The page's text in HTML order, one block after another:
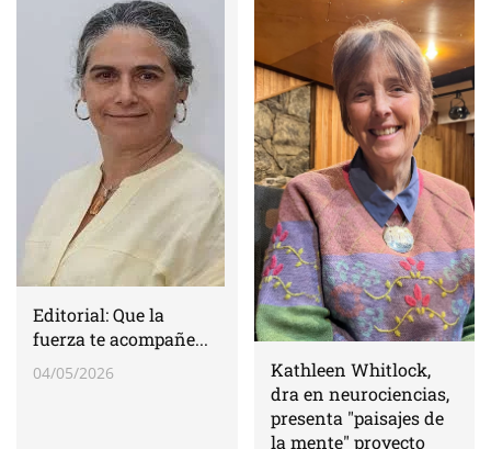
Editorial: Que la
fuerza te acompañe...
04/05/2026
Kathleen Whitlock,
dra en neurociencias,
presenta "paisajes de
la mente" proyecto